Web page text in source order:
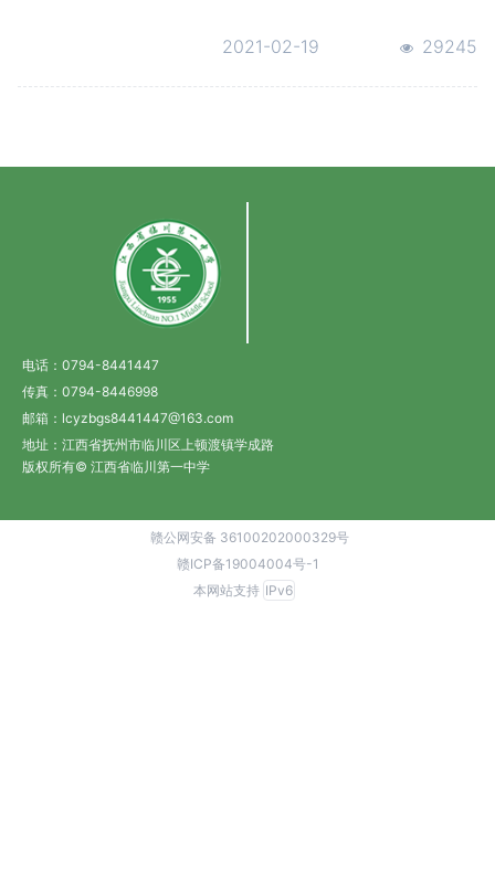
2021-02-19 29245
电话：0794-8441447
传真：0794-8446998
邮箱：lcyzbgs8441447@163.com
地址：江西省抚州市临川区上顿渡镇学成路
版权所有© 江西省临川第一中学
赣公网安备 36100202000329号
赣ICP备19004004号-1
本网站支持 IPv6